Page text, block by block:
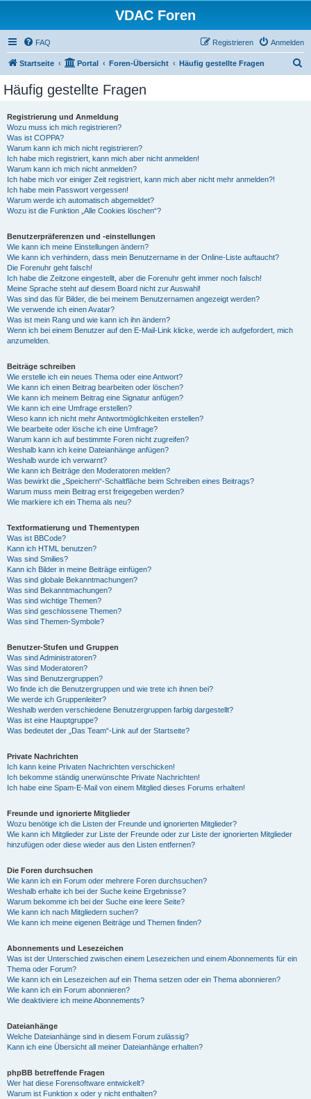
VDAC Foren
FAQ Anmelden
Registrieren
Startseite Portal Foren-Übersicht Häufig gestellte Fragen
Häufig gestellte Fragen
Registrierung und Anmeldung
Wozu muss ich mich registrieren?
Was ist COPPA?
Warum kann ich mich nicht registrieren?
Ich habe mich registriert, kann mich aber nicht anmelden!
Warum kann ich mich nicht anmelden?
Ich habe mich vor einiger Zeit registriert, kann mich aber nicht mehr anmelden?!
Ich habe mein Passwort vergessen!
Warum werde ich automatisch abgemeldet?
Wozu ist die Funktion „Alle Cookies löschen“?
Benutzerpräferenzen und -einstellungen
Wie kann ich meine Einstellungen ändern?
Wie kann ich verhindern, dass mein Benutzername in der Online-Liste auftaucht?
Die Forenuhr geht falsch!
Ich habe die Zeitzone eingestellt, aber die Forenuhr geht immer noch falsch!
Meine Sprache steht auf diesem Board nicht zur Auswahl!
Was sind das für Bilder, die bei meinem Benutzernamen angezeigt werden?
Wie verwende ich einen Avatar?
Was ist mein Rang und wie kann ich ihn ändern?
Wenn ich bei einem Benutzer auf den E-Mail-Link klicke, werde ich aufgefordert, mich
anzumelden.
Beiträge schreiben
Wie erstelle ich ein neues Thema oder eine Antwort?
Wie kann ich einen Beitrag bearbeiten oder löschen?
Wie kann ich meinem Beitrag eine Signatur anfügen?
Wie kann ich eine Umfrage erstellen?
Wieso kann ich nicht mehr Antwortmöglichkeiten erstellen?
Wie bearbeite oder lösche ich eine Umfrage?
Warum kann ich auf bestimmte Foren nicht zugreifen?
Weshalb kann ich keine Dateianhänge anfügen?
Weshalb wurde ich verwarnt?
Wie kann ich Beiträge den Moderatoren melden?
Was bewirkt die „Speichern“-Schaltfläche beim Schreiben eines Beitrags?
Warum muss mein Beitrag erst freigegeben werden?
Wie markiere ich ein Thema als neu?
Textformatierung und Thementypen
Was ist BBCode?
Kann ich HTML benutzen?
Was sind Smilies?
Kann ich Bilder in meine Beiträge einfügen?
Was sind globale Bekanntmachungen?
Was sind Bekanntmachungen?
Was sind wichtige Themen?
Was sind geschlossene Themen?
Was sind Themen-Symbole?
Benutzer-Stufen und Gruppen
Was sind Administratoren?
Was sind Moderatoren?
Was sind Benutzergruppen?
Wo finde ich die Benutzergruppen und wie trete ich ihnen bei?
Wie werde ich Gruppenleiter?
Weshalb werden verschiedene Benutzergruppen farbig dargestellt?
Was ist eine Hauptgruppe?
Was bedeutet der „Das Team“-Link auf der Startseite?
Private Nachrichten
Ich kann keine Privaten Nachrichten verschicken!
Ich bekomme ständig unerwünschte Private Nachrichten!
Ich habe eine Spam-E-Mail von einem Mitglied dieses Forums erhalten!
Freunde und ignorierte Mitglieder
Wozu benötige ich die Listen der Freunde und ignorierten Mitglieder?
Wie kann ich Mitglieder zur Liste der Freunde oder zur Liste der ignorierten Mitglieder
hinzufügen oder diese wieder aus den Listen entfernen?
Die Foren durchsuchen
Wie kann ich ein Forum oder mehrere Foren durchsuchen?
Weshalb erhalte ich bei der Suche keine Ergebnisse?
Warum bekomme ich bei der Suche eine leere Seite?
Wie kann ich nach Mitgliedern suchen?
Wie kann ich meine eigenen Beiträge und Themen finden?
Abonnements und Lesezeichen
Was ist der Unterschied zwischen einem Lesezeichen und einem Abonnements für ein
Thema oder Forum?
Wie kann ich ein Lesezeichen auf ein Thema setzen oder ein Thema abonnieren?
Wie kann ich ein Forum abonnieren?
Wie deaktiviere ich meine Abonnements?
Dateianhänge
Welche Dateianhänge sind in diesem Forum zulässig?
Kann ich eine Übersicht all meiner Dateianhänge erhalten?
phpBB betreffende Fragen
Wer hat diese Forensoftware entwickelt?
Warum ist Funktion x oder y nicht enthalten?